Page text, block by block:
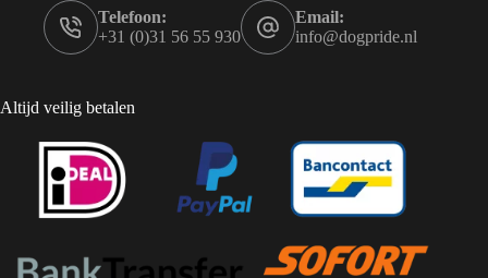
Telefoon:
+31 (0)31 56 55 930
Email:
info@dogpride.nl
Altijd veilig betalen